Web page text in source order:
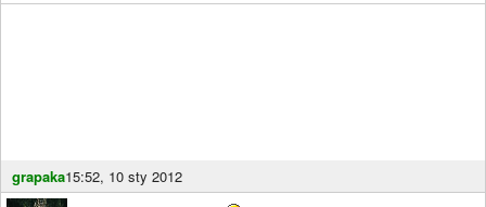
grapaka15:52, 10 sty 2012